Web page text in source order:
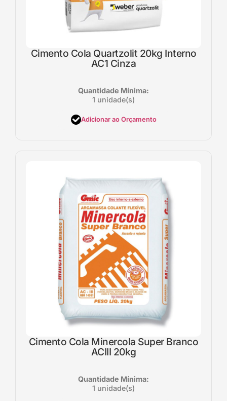
Cimento Cola Quartzolit 20kg Interno
AC1 Cinza
Quantidade Mínima:
1 unidade(s)
Adicionar ao Orçamento
Cimento Cola Minercola Super Branco
ACIII 20kg
Quantidade Mínima:
1 unidade(s)